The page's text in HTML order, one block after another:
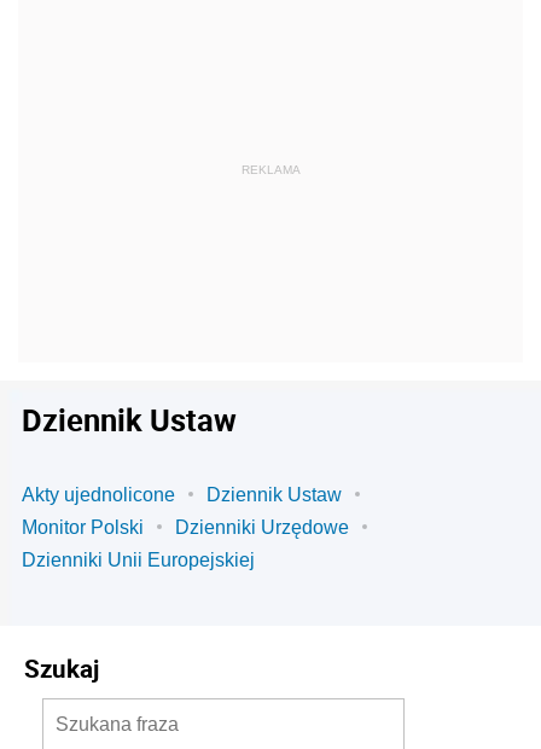
Dziennik Ustaw
Akty ujednolicone
Dziennik Ustaw
Monitor Polski
Dzienniki Urzędowe
Dzienniki Unii Europejskiej
Szukaj